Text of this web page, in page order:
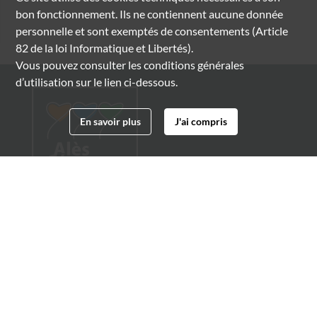
bon fonctionnement. Ils ne contiennent aucune donnée
personnelle et sont exemptés de consentements (Article
82 de la loi Informatique et Libertés).
Vous pouvez consulter les conditions générales
d’utilisation sur le lien ci-dessous.
En savoir plus J'ai compris